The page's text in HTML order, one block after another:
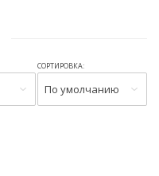
СОРТИРОВКА:
По умолчанию